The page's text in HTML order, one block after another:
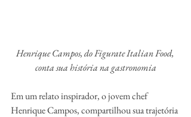
Henrique Campos, do Figurate Italian Food,
conta sua história na gastronomia
Em um relato inspirador, o jovem chef
Henrique Campos, compartilhou sua trajetória